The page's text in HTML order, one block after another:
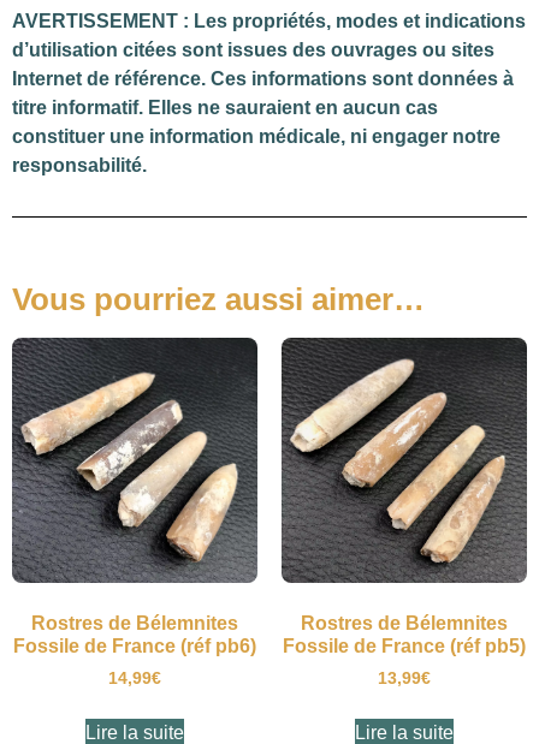
AVERTISSEMENT : Les propriétés, modes et indications
d’utilisation citées sont issues des ouvrages ou sites
Internet de référence. Ces informations sont données à
titre informatif. Elles ne sauraient en aucun cas
constituer une information médicale, ni engager notre
responsabilité.
Vous pourriez aussi aimer…
Rostres de Bélemnites
Fossile de France (réf pb6)
14,99€
Lire la suite
Rostres de Bélemnites
Fossile de France (réf pb5)
13,99€
Lire la suite